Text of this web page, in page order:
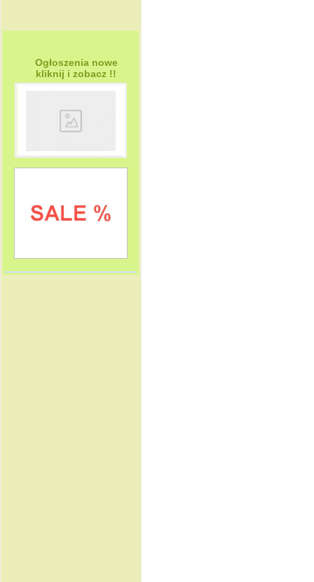
Ogłoszenia nowe
kliknij i zobacz !!